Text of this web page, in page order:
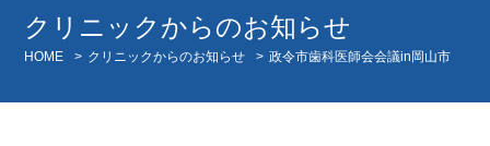
クリニックからのお知らせ
HOME > クリニックからのお知らせ > 政令市歯科医師会会議in岡山市